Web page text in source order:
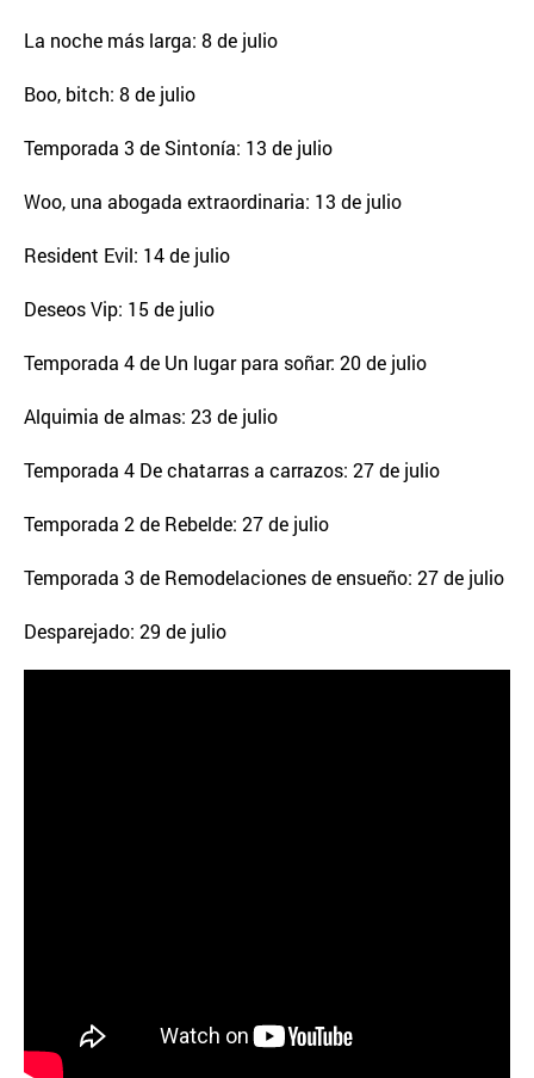
La noche más larga: 8 de julio
Boo, bitch: 8 de julio
Temporada 3 de Sintonía: 13 de julio
Woo, una abogada extraordinaria: 13 de julio
Resident Evil: 14 de julio
Deseos Vip: 15 de julio
Temporada 4 de Un lugar para soñar: 20 de julio
Alquimia de almas: 23 de julio
Temporada 4 De chatarras a carrazos: 27 de julio
Temporada 2 de Rebelde: 27 de julio
Temporada 3 de Remodelaciones de ensueño: 27 de julio
Desparejado: 29 de julio